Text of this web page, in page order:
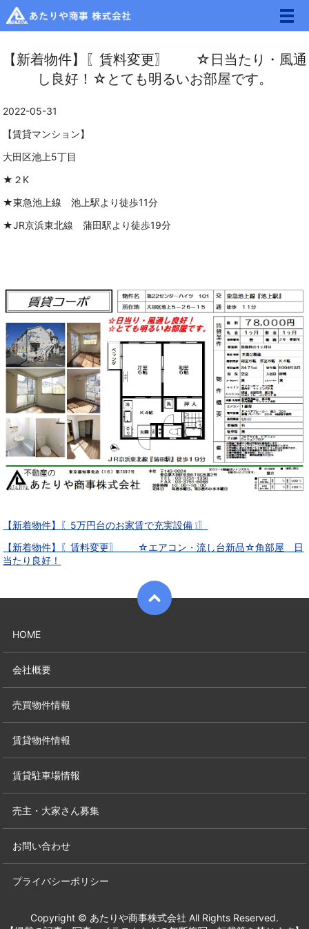
メ
【新着物件】〖賃料変更〗 ☆日当たり・風通
し良好！☆とても明るいお部屋です。
2022-05-31
【賃貸マンション】
大田区池上5丁目
★２K
★東急池上線 池上駅より徒歩11分
★JR京浜東北線 蒲田駅より徒歩19分
【新着物件】〖5万円台のお家賃で充実設備 ❕〗
【新着物件】〖賃料変更〗 ☆エアコン・流し台新品☆角部屋 日
当たり良好！
HOME
会社概要
売買物件情報
賃貸物件情報
賃貸駐車場情報
売主・大家さん募集
お問い合わせ
プライバシーポリシー
Copyright © あたりや商事株式会社 All Rights Reserved.